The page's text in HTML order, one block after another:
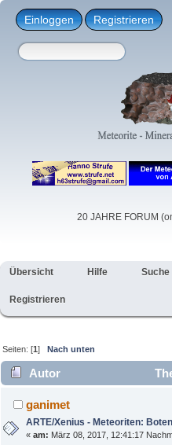
Einloggen Registrieren
20 JAHRE FORUM
Übersicht Hilfe Suche
Registrieren
Seiten: [1]Nach unten
Autor
Boten aus dem Weltall
ganimet
ARTE/Xenius - Meteoriten:
«am: März 08, 2017, 12:41:17